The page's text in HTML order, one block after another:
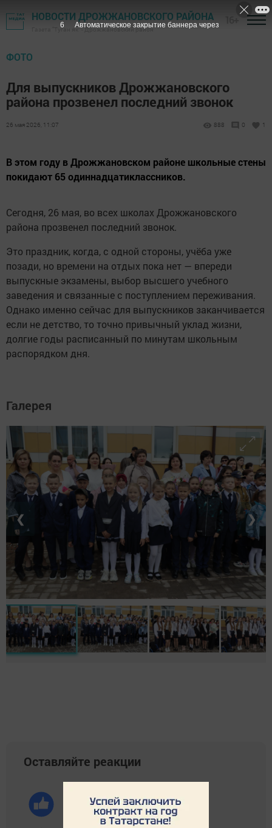
НОВОСТИ ДРОЖЖАНОВСКОГО РАЙОНА
Газета "Туган як" - Дрожжановский район
ФОТО
Для выпускников Дрожжановского
района прозвенел последний звонок
26 мая 2026, 11:07 888 0 1
В этом году в Дрожжановском районе школьные стены
покидают 65 одиннадцатиклассников.
Сегодня, 26 мая, во всех школах Дрожжановского
района прозвенел последний звонок.
Это праздник, когда, с одной стороны, учёба уже
позади, но времени на отдых пока нет — впереди
выпускные экзамены, выбор высшего учебного
заведения и связанные с поступлением переживания.
Однако именно сейчас для выпускников заканчивается
если не детство, то точно привычный уклад жизни,
долгие годы расписанный по минутам школьным
распорядком дня.
Галерея
❮ ❯
Оставляйте реакции
6 Автоматическое закрытие баннера через